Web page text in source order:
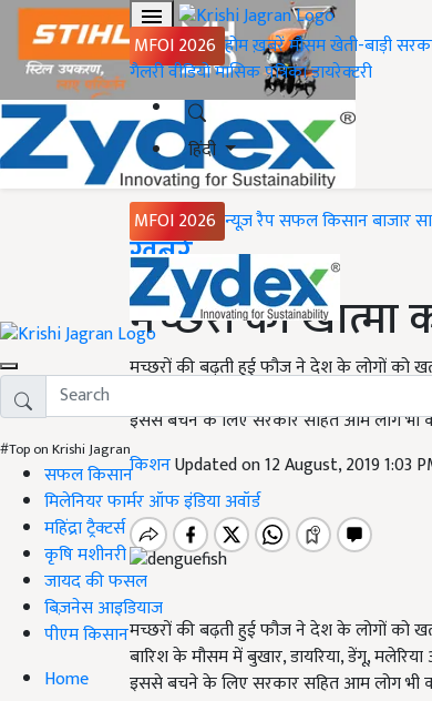
MFOI 2026 होमख़बरेंमौसमखेती-बाड़ी
गैलरीवीडियोमासिक पत्रिकाडायरेक्टरी
हिंदी
MFOI 2026 न्यूज़ रैपसफल किसानबाजार
#Top on Krishi Jagran
सफल किसान
मिलेनियर फार्मर ऑफ इंडिया अवॉर्ड
महिंद्रा ट्रैक्टर्स
कृषि मशीनरी
जायद की फसल
बिज़नेस आइडियाज
पीएम किसान
Home
Home
ख़बरें
मच्छरों का
मच्छरों की बढ़ती हुई फौज ने देश के लोगों को
इससे बचने के लिए सरकार सहित आम लोग भी
किशनUpdated on 12 August, 2019 1:03
मच्छरों की बढ़ती हुई फौज ने देश के लोगों को
बारिश के मौसम में बुखार, डायरिया, डेंगू,
इससे बचने के लिए सरकार सहित आम लोग भी